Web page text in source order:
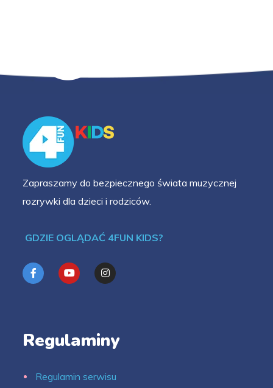
Zapraszamy do bezpiecznego świata muzycznej
rozrywki dla dzieci i rodziców.
GDZIE OGLĄDAĆ 4FUN KIDS?
Regulaminy
Regulamin serwisu